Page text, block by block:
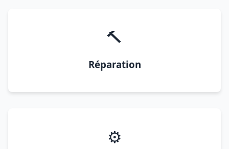
🔨
Réparation
⚙️